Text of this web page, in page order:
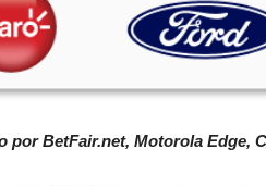
por BetFair.net, Motorola Edge,